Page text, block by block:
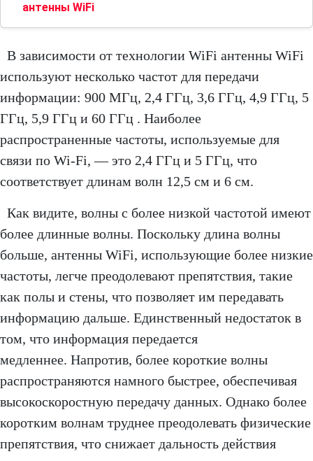
антенны WiFi
В зависимости от технологии WiFi антенны WiFi
используют несколько частот для передачи
информации: 900 МГц, 2,4 ГГц, 3,6 ГГц, 4,9 ГГц, 5
ГГц, 5,9 ГГц и 60 ГГц . Наиболее
распространенные частоты, используемые для
связи по Wi-Fi, — это 2,4 ГГц и 5 ГГц, что
соответствует длинам волн 12,5 см и 6 см.
Как видите, волны с более низкой частотой имеют
более длинные волны. Поскольку длина волны
больше, антенны WiFi, использующие более низкие
частоты, легче преодолевают препятствия, такие
как полы и стены, что позволяет им передавать
информацию дальше. Единственный недостаток в
том, что информация передается
медленнее. Напротив, более короткие волны
распространяются намного быстрее, обеспечивая
высокоскоростную передачу данных. Однако более
коротким волнам труднее преодолевать физические
препятствия, что снижает дальность действия